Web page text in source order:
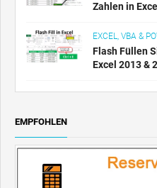
Zahlen in
EXCEL, VBA &
Flash Füllen
Excel 2013 &
EMPFOHLEN